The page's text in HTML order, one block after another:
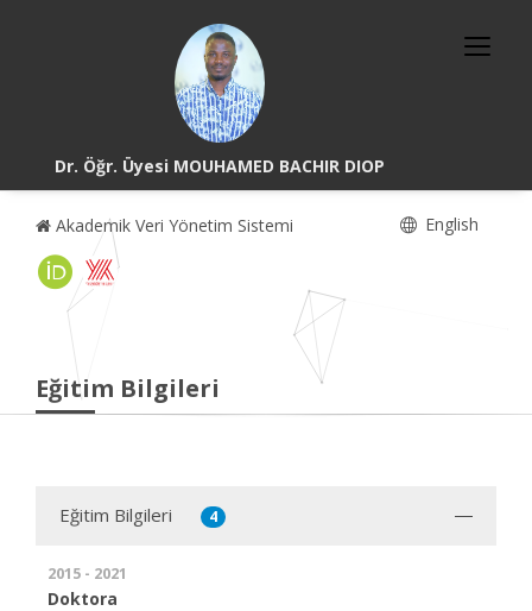
Dr. Öğr. Üyesi MOUHAMED BACHIR DIOP
Akademik Veri Yönetim Sistemi English
Eğitim Bilgileri
Eğitim Bilgileri 4
2015 - 2021
Doktora